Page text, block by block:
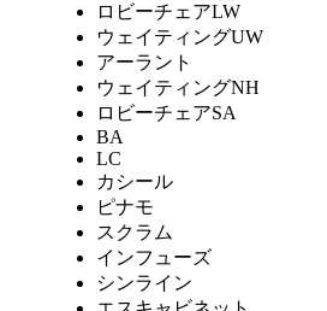
ロビーチェアLW
ウェイティングUW
アーラント
ウェイティングNH
ロビーチェアSA
BA
LC
カシール
ピナモ
スクラム
インフューズ
シンライン